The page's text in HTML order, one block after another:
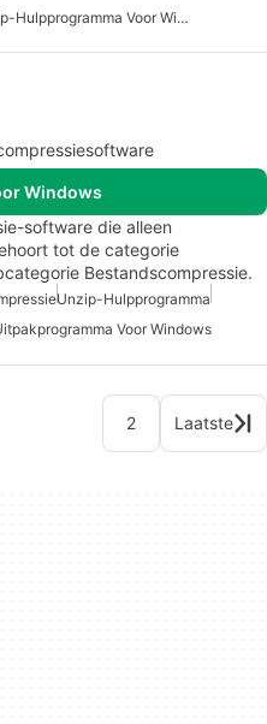
Gratis Unzip-Hulpprogramma Voor Windows
Windows
software die alleen
tot de categorie
Bestandscompressie.
Unzip-Hulpprogramma
Voor Windows
2 Laatste